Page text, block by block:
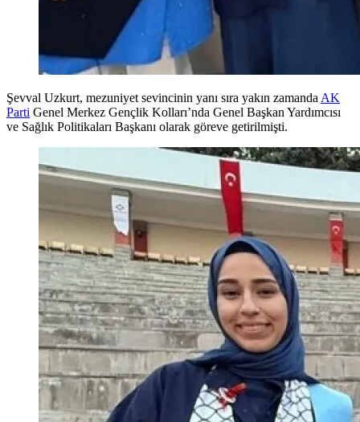
Şevval Uzkurt, mezuniyet sevincinin yanı sıra yakın zamandaAK
Parti Genel Merkez Gençlik Kolları’nda Genel Başkan Yardımcısı
ve Sağlık Politikaları Başkanı olarak göreve getirilmişti.